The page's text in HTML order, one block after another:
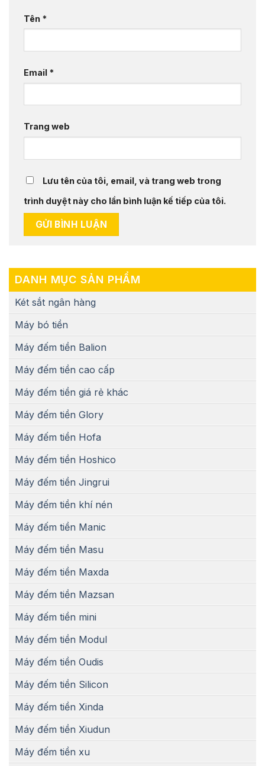
Tên *
Email *
Trang web
Lưu tên của tôi, email, và trang web trong
trình duyệt này cho lần bình luận kế tiếp của tôi.
DANH MỤC SẢN PHẨM
Két sắt ngân hàng
Máy bó tiền
Máy đếm tiền Balion
Máy đếm tiền cao cấp
Máy đếm tiền giá rẻ khác
Máy đếm tiền Glory
Máy đếm tiền Hofa
Máy đếm tiền Hoshico
Máy đếm tiền Jingrui
Máy đếm tiền khí nén
Máy đếm tiền Manic
Máy đếm tiền Masu
Máy đếm tiền Maxda
Máy đếm tiền Mazsan
Máy đếm tiền mini
Máy đếm tiền Modul
Máy đếm tiền Oudis
Máy đếm tiền Silicon
Máy đếm tiền Xinda
Máy đếm tiền Xiudun
Máy đếm tiền xu